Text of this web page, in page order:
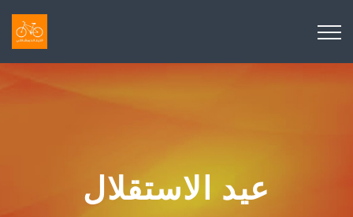
عيد الاستقلال